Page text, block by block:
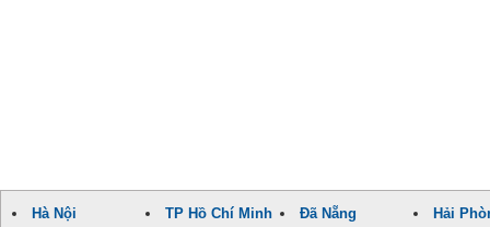
Hà Nội TP Hồ Chí Minh Đã Nẵng
Hải